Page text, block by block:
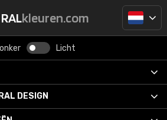
RALkleuren.com
Licht
RAL DESIGN